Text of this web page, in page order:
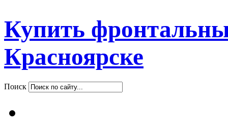
Купить
Красноярске
Поиск